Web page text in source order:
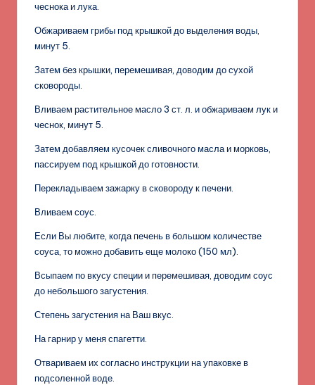
чеснока и лука.
Обжариваем грибы под крышкой до выделения воды,
минут 5.
Затем без крышки, перемешивая, доводим до сухой
сковороды.
Вливаем растительное масло 3 ст. л. и обжариваем лук и
чеснок, минут 5.
Затем добавляем кусочек сливочного масла и морковь,
пассируем под крышкой до готовности.
Перекладываем зажарку в сковороду к печени.
Вливаем соус.
Если Вы любите, когда печень в большом количестве
соуса, то можно добавить еще молоко (150 мл).
Всыпаем по вкусу специи и перемешивая, доводим соус
до небольшого загустения.
Степень загустения на Ваш вкус.
На гарнир у меня спагетти.
Отвариваем их согласно инструкции на упаковке в
подсоленной воде.